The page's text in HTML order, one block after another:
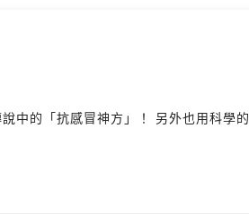
中的「抗感冒神方」！ 另外也用科學的